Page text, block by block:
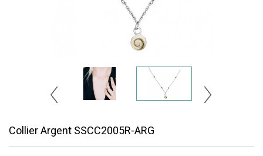
Exclusivité Web !
Collier Argent SSCC2005R-ARG